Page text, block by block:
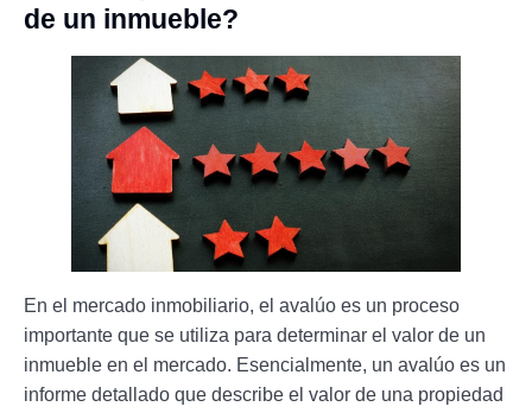
de un inmueble?
En el mercado inmobiliario, el avalúo es un proceso
importante que se utiliza para determinar el valor de un
inmueble en el mercado. Esencialmente, un avalúo es un
informe detallado que describe el valor de una propiedad